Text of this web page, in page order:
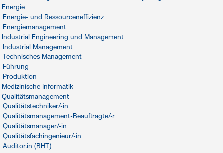
Energie
Energie- und Ressourceneffizienz
Energiemanagement
Industrial Engineering und Management
Industrial Management
Technisches Management
Führung
Produktion
Medizinische Informatik
Qualitätsmanagement
Qualitätstechniker/-in
Qualitätsmanagement-Beauftragte/-r
Qualitätsmanager/-in
Qualitätsfachingenieur/-in
Auditor.in (BHT)